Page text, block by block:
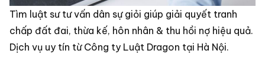
Tìm luật sư tư vấn dân sự giỏi giúp giải quyết tranh
chấp đất đai, thừa kế, hôn nhân & thu hồi nợ hiệu quả.
Dịch vụ uy tín từ Công ty Luật Dragon tại Hà Nội.